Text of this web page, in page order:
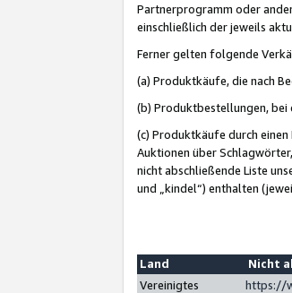
Partnerprogramm oder
einschließlich der jeweils
Ferner gelten folgende
(a) Produktkäufe, die nach
(b) Produktbestellungen, bei
(c) Produktkäufe durch einen
Auktionen über
nicht abschließende Liste
und „kindel“) enthalten
Land
Nicht
Vereinigtes
https://